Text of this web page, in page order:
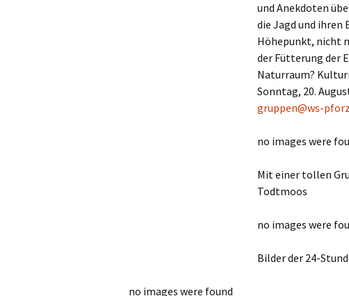
und Anekdoten
die Jagd und ihren
Höhepunkt, nicht
der Fütterung der
Naturraum?
Sonntag, 20.
gruppen@ws-
no images were
Mit einer tollen
Todtmoos
no images were
Bilder der 24-
no images were found